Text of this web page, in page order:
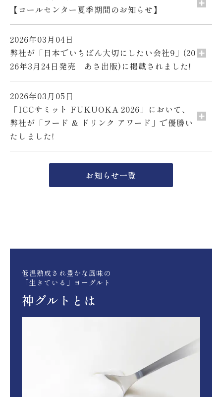
【コールセンター夏季期間のお知らせ】
2026年03月04日
弊社が「日本でいちばん大切にしたい会社9」(20
26年3月24日発売 あさ出版)に掲載されました!
2026年03月05日
「ICCサミット FUKUOKA 2026」において、
弊社が「フード & ドリンク アワード」で優勝い
たしました!
お知らせ一覧
低温熟成され豊かな風味の
「生きている」ヨーグルト
神グルトとは